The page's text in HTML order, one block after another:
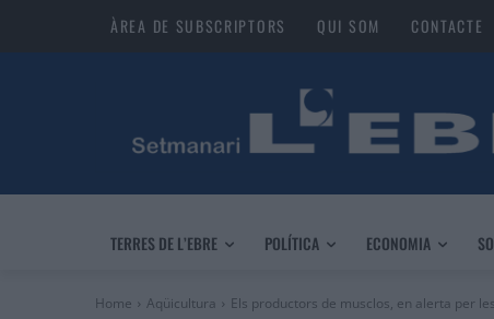
ÀREA DE SUBSCRIPTORS QUI SOM CONTACTE
TERRES DE L’EBRE POLÍTICA ECONOMIA
Home Aqüicultura Els productors de musclos, en alerta per